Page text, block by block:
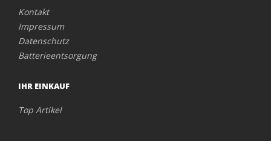
Kontakt
Impressum
Datenschutz
Batterieentsorgung
IHR EINKAUF
Top Artikel